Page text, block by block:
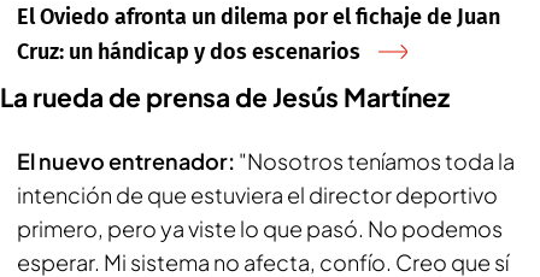
El Oviedo afronta un dilema por el fichaje de Juan
Cruz: un hándicap y dos escenarios
La rueda de prensa de Jesús Martínez
El nuevo entrenador: "Nosotros teníamos toda la
intención de que estuviera el director deportivo
primero, pero ya viste lo que pasó. No podemos
esperar. Mi sistema no afecta, confío. Creo que sí